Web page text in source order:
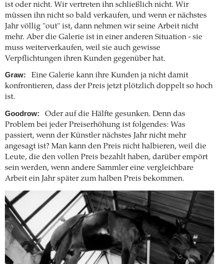
ist oder nicht. Wir vertreten ihn schließlich nicht. Wir
müssen ihn nicht so bald verkaufen, und wenn er nächstes
Jahr völlig "out" ist, dann nehmen wir seine Arbeit nicht
mehr. Aber die Galerie ist in einer anderen Situation - sie
muss weiterverkaufen, weil sie auch gewisse
Verpflichtungen ihren Kunden gegenüber hat.
Graw:
Eine Galerie kann ihre Kunden ja nicht damit
konfrontieren, dass der Preis jetzt plötzlich doppelt so hoch
ist.
Goodrow:
Oder auf die Hälfte gesunken. Denn das
Problem bei jeder Preiserhöhung ist folgendes: Was
passiert, wenn der Künstler nächstes Jahr nicht mehr
angesagt ist? Man kann den Preis nicht halbieren, weil die
Leute, die den vollen Preis bezahlt haben, darüber empört
sein werden, wenn andere Sammler eine vergleichbare
Arbeit ein Jahr später zum halben Preis bekommen.